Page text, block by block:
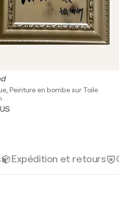
Peinture en bombe sur Toile
Expédition et retours